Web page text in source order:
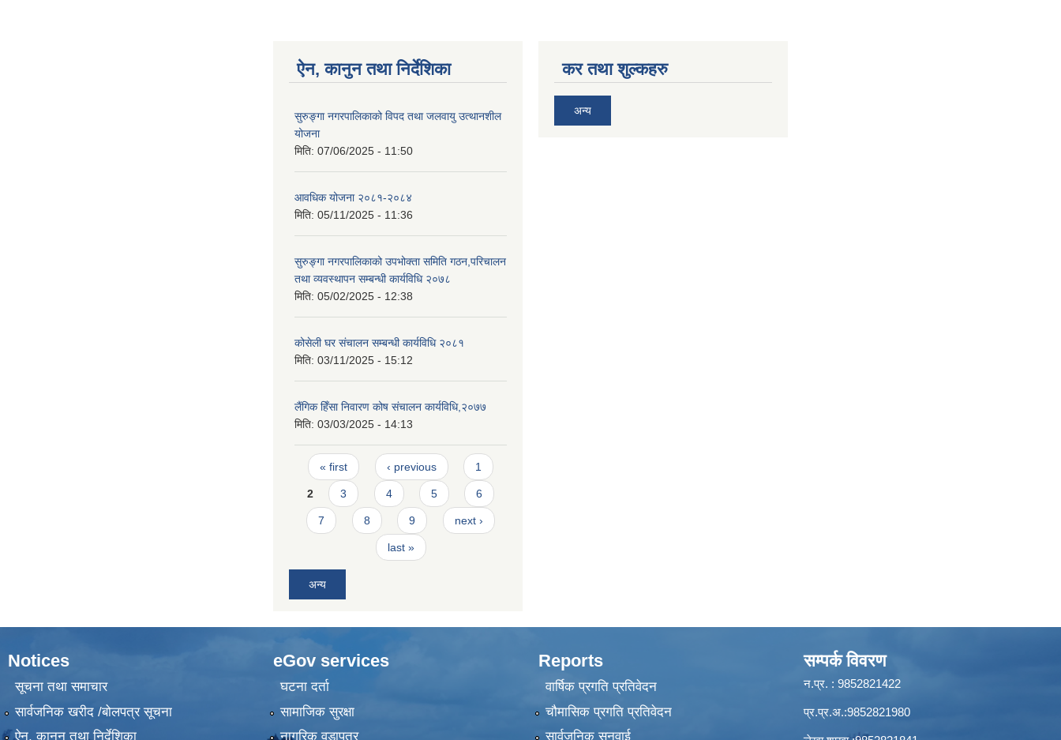
ऐन, कानुन तथा निर्देशिका
सुरुङ्गा नगरपालिकाको विपद तथा जलवायु उत्थानशील
योजना
मिति: 07/06/2025 - 11:50
आवधिक योजना २०८१-२०८४
मिति: 05/11/2025 - 11:36
सुरुङ्गा नगरपालिकाको उपभोक्ता समिति गठन,परिचालन
तथा व्यवस्थापन सम्बन्धी कार्यविधि २०७८
मिति: 05/02/2025 - 12:38
कोसेली घर संचालन सम्बन्धी कार्यविधि २०८१
मिति: 03/11/2025 - 15:12
लैंगिक हिँसा निवारण कोष संचालन कार्यविधि,२०७७
मिति: 03/03/2025 - 14:13
Pages
« first ‹ previous 1
2 3 4 5 6
7 8 9 next ›
last »
अन्य
कर तथा शुल्कहरु
अन्य
Notices
सूचना तथा समाचार
सार्वजनिक खरीद /बोलपत्र सूचना
ऐन, कानुन तथा निर्देशिका
eGov services
घटना दर्ता
सामाजिक सुरक्षा
नागरिक वडापत्र
Reports
वार्षिक प्रगति प्रतिवेदन
चौमासिक प्रगति प्रतिवेदन
सार्वजनिक सुनुवाई
सम्पर्क विवरण
न.प्र. : 9852821422
प्र.प्र.अ.:9852821980